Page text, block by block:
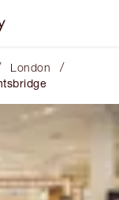
London /